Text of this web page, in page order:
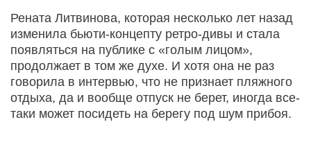
Рената Литвинова, которая несколько лет назад
изменила бьюти-концепту ретро-дивы и стала
появляться на публике с «голым лицом»,
продолжает в том же духе. И хотя она не раз
говорила в интервью, что не признает пляжного
отдыха, да и вообще отпуск не берет, иногда все-
таки может посидеть на берегу под шум прибоя.